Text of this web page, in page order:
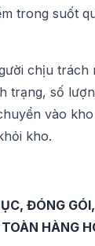
trong suốt
chịu trách
trạng, số
vào
kho.
ĐÓNG
HÀNG